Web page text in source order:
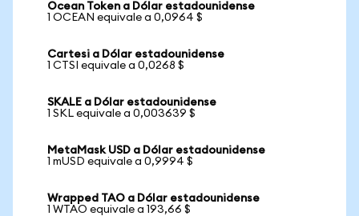
Ocean Token a Dólar estadounidense
1 OCEAN equivale a 0,0964 $
Cartesi a Dólar estadounidense
1 CTSI equivale a 0,0268 $
SKALE a Dólar estadounidense
1 SKL equivale a 0,003639 $
MetaMask USD a Dólar estadounidense
1 mUSD equivale a 0,9994 $
Wrapped TAO a Dólar estadounidense
1 WTAO equivale a 193,66 $